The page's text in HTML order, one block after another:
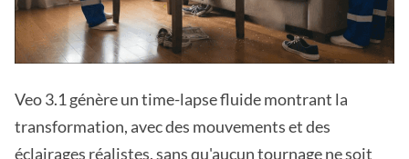
Veo 3.1 génère un time-lapse fluide montrant la
transformation, avec des mouvements et des
éclairages réalistes, sans qu'aucun tournage ne soit